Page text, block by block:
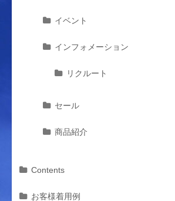
イベント
インフォメーション
リクルート
セール
商品紹介
Contents
お客様着用例